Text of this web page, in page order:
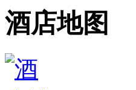
酒店地图